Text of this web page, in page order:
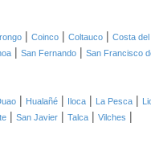
| Coinco | Coltauco | Costa del
| San Fernando | San Francisco
| Hualañé | Iloca | La Pesca |
| San Javier | Talca | Vilches |